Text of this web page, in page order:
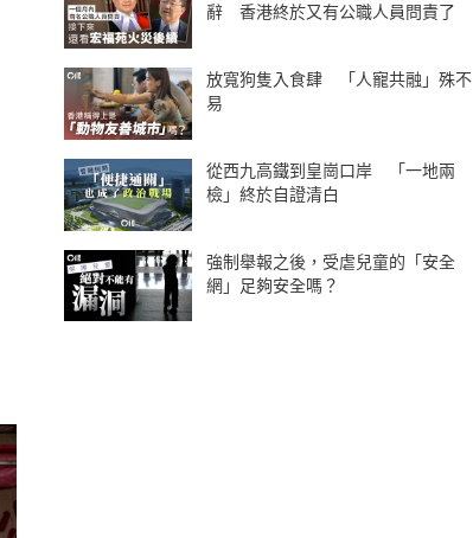
辭 香港終於又有公職人員問責了
放寬狗隻入食肆 「人寵共融」殊不
易
從西九高鐵到皇崗口岸 「一地兩
檢」終於自證清白
強制舉報之後，受虐兒童的「安全
網」足夠安全嗎？